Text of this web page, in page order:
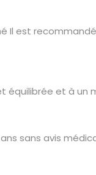
est
et à un
sans avis